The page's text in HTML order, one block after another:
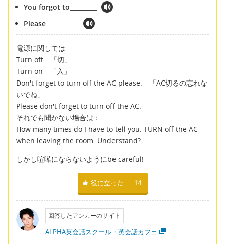
You forgot to_________
Please___________
電源に関しては
Turn off 「切」
Turn on 「入」
Don't forget to turn off the AC please. 「AC切るの忘れな
いでね」
Please don't forget to turn off the AC.
それでも聞かない場合は：
How many times do I have to tell you. TURN off the AC
when leaving the room. Understand?
しかし喧嘩にならないようにbe careful!
役に立った 14
回答したアンカーのサイト
ALPHA英会話スクール・英会話カフェ